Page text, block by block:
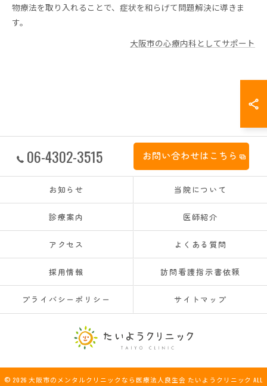
物療法を取り入れることで、症状を和らげて問題解決に導きま
す。
大阪市の心療内科としてサポート
06-4302-3515 お問い合わせはこちら
お知らせ 当院について
診療案内 医師紹介
アクセス よくある質問
採用情報 訪問看護指示書依頼
プライバシーポリシー サイトマップ
© 2026 大阪市のメンタルクリニックなら医療法人良生会 たいようクリニック ALL